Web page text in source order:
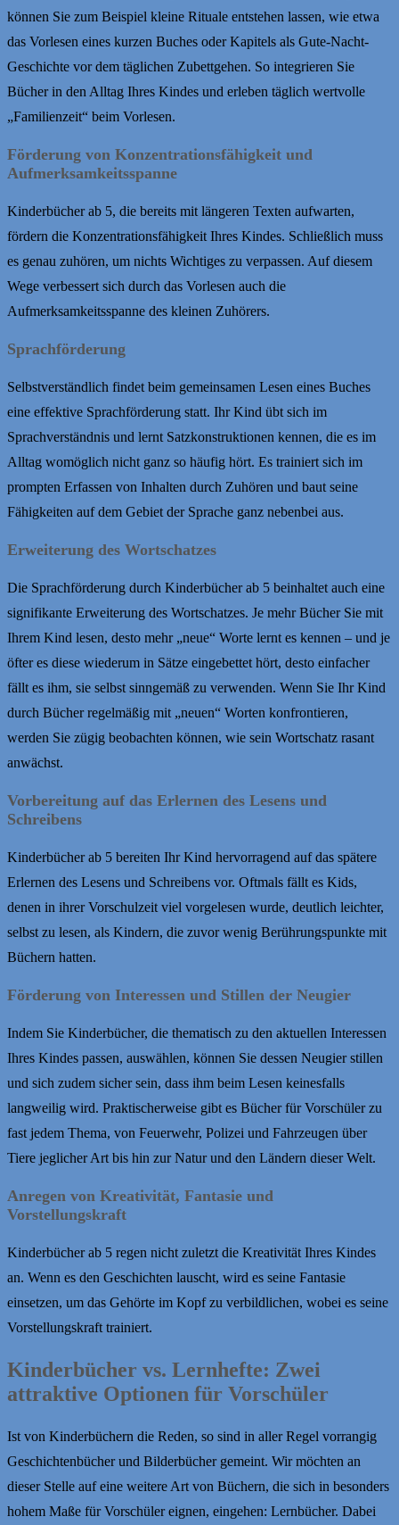
können Sie zum Beispiel kleine Rituale entstehen lassen, wie etwa
das Vorlesen eines kurzen Buches oder Kapitels als Gute-Nacht-
Geschichte vor dem täglichen Zubettgehen. So integrieren Sie
Bücher in den Alltag Ihres Kindes und erleben täglich wertvolle
„Familienzeit“ beim Vorlesen.
Förderung von Konzentrationsfähigkeit und
Aufmerksamkeitsspanne
Kinderbücher ab 5, die bereits mit längeren Texten aufwarten,
fördern die Konzentrationsfähigkeit Ihres Kindes. Schließlich muss
es genau zuhören, um nichts Wichtiges zu verpassen. Auf diesem
Wege verbessert sich durch das Vorlesen auch die
Aufmerksamkeitsspanne des kleinen Zuhörers.
Sprachförderung
Selbstverständlich findet beim gemeinsamen Lesen eines Buches
eine effektive Sprachförderung statt. Ihr Kind übt sich im
Sprachverständnis und lernt Satzkonstruktionen kennen, die es im
Alltag womöglich nicht ganz so häufig hört. Es trainiert sich im
prompten Erfassen von Inhalten durch Zuhören und baut seine
Fähigkeiten auf dem Gebiet der Sprache ganz nebenbei aus.
Erweiterung des Wortschatzes
Die Sprachförderung durch Kinderbücher ab 5 beinhaltet auch eine
signifikante Erweiterung des Wortschatzes. Je mehr Bücher Sie mit
Ihrem Kind lesen, desto mehr „neue“ Worte lernt es kennen – und je
öfter es diese wiederum in Sätze eingebettet hört, desto einfacher
fällt es ihm, sie selbst sinngemäß zu verwenden. Wenn Sie Ihr Kind
durch Bücher regelmäßig mit „neuen“ Worten konfrontieren,
werden Sie zügig beobachten können, wie sein Wortschatz rasant
anwächst.
Vorbereitung auf das Erlernen des Lesens und
Schreibens
Kinderbücher ab 5 bereiten Ihr Kind hervorragend auf das spätere
Erlernen des Lesens und Schreibens vor. Oftmals fällt es Kids,
denen in ihrer Vorschulzeit viel vorgelesen wurde, deutlich leichter,
selbst zu lesen, als Kindern, die zuvor wenig Berührungspunkte mit
Büchern hatten.
Förderung von Interessen und Stillen der Neugier
Indem Sie Kinderbücher, die thematisch zu den aktuellen Interessen
Ihres Kindes passen, auswählen, können Sie dessen Neugier stillen
und sich zudem sicher sein, dass ihm beim Lesen keinesfalls
langweilig wird. Praktischerweise gibt es Bücher für Vorschüler zu
fast jedem Thema, von Feuerwehr, Polizei und Fahrzeugen über
Tiere jeglicher Art bis hin zur Natur und den Ländern dieser Welt.
Anregen von Kreativität, Fantasie und
Vorstellungskraft
Kinderbücher ab 5 regen nicht zuletzt die Kreativität Ihres Kindes
an. Wenn es den Geschichten lauscht, wird es seine Fantasie
einsetzen, um das Gehörte im Kopf zu verbildlichen, wobei es seine
Vorstellungskraft trainiert.
Kinderbücher vs. Lernhefte: Zwei
attraktive Optionen für Vorschüler
Ist von Kinderbüchern die Reden, so sind in aller Regel vorrangig
Geschichtenbücher und Bilderbücher gemeint. Wir möchten an
dieser Stelle auf eine weitere Art von Büchern, die sich in besonders
hohem Maße für Vorschüler eignen, eingehen: Lernbücher. Dabei